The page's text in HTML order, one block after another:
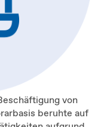
von
beruhte auf